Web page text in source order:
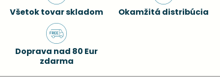
Všetok tovar skladom Okamžitá distribúcia
Doprava nad 80 Eur
zdarma